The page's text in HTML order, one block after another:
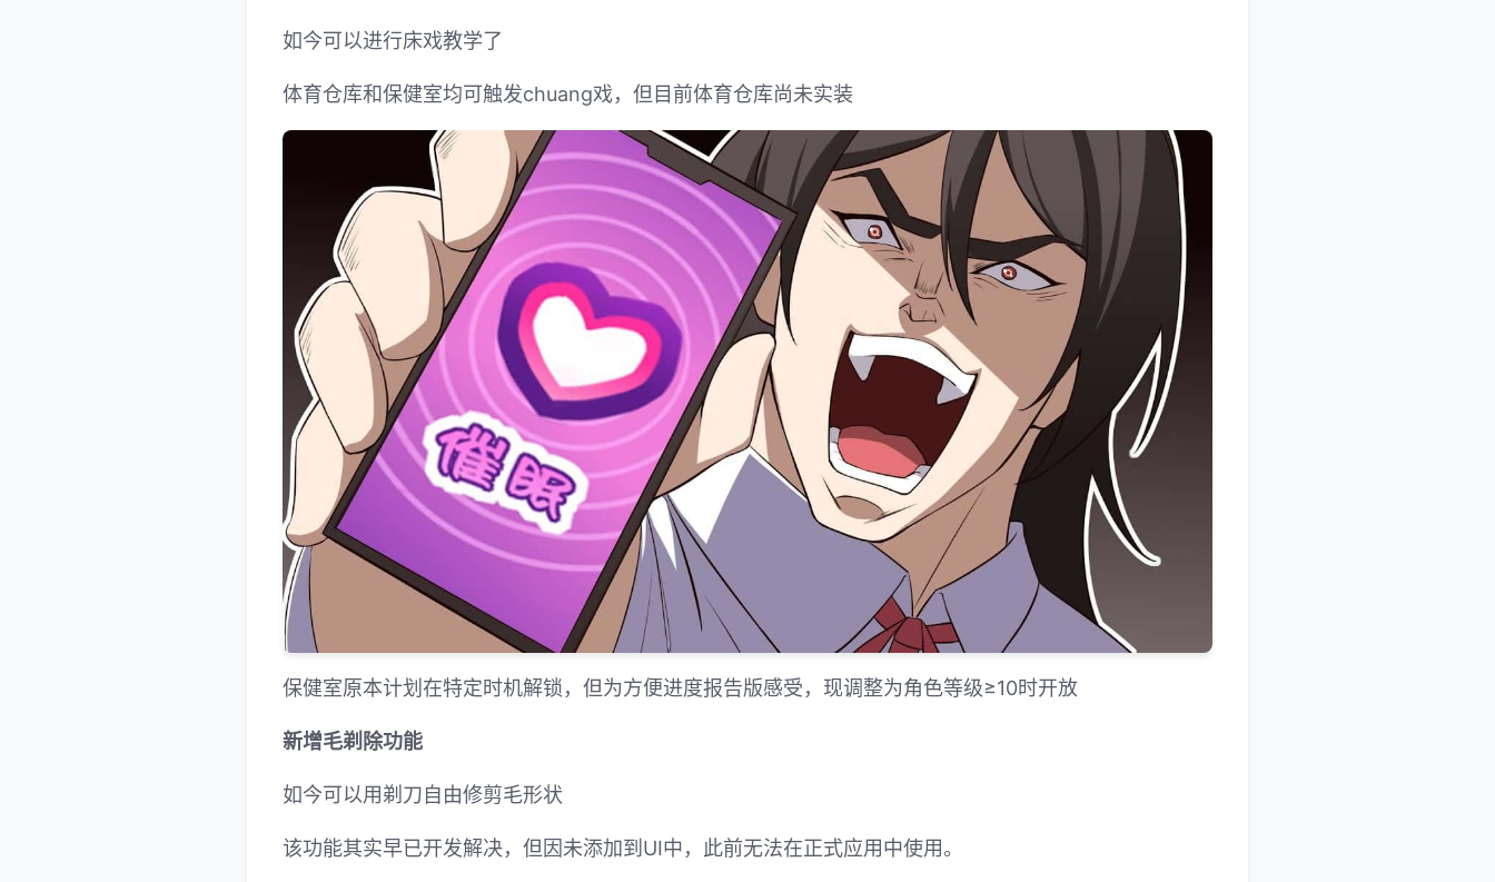
如今可以进行床戏教学了
体育仓库和保健室均可触发chuang戏，但目前体育仓库尚未实装
保健室原本计划在特定时机解锁，但为方便进度报告版感受，现调整为角色等级≥10时开放
新增毛剃除功能
如今可以用剃刀自由修剪毛形状
该功能其实早已开发解决，但因未添加到UI中，此前无法在正式应用中使用。